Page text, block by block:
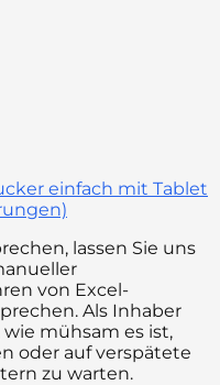
einfach mit Tablet
lassen Sie uns
von Excel-
Als Inhaber
mühsam es ist,
oder auf verspätete
zu warten.